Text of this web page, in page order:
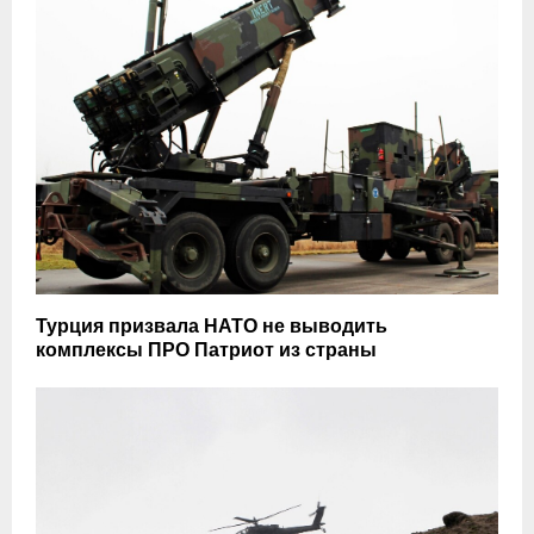
Турция призвала НАТО не выводить
комплексы ПРО Патриот из страны